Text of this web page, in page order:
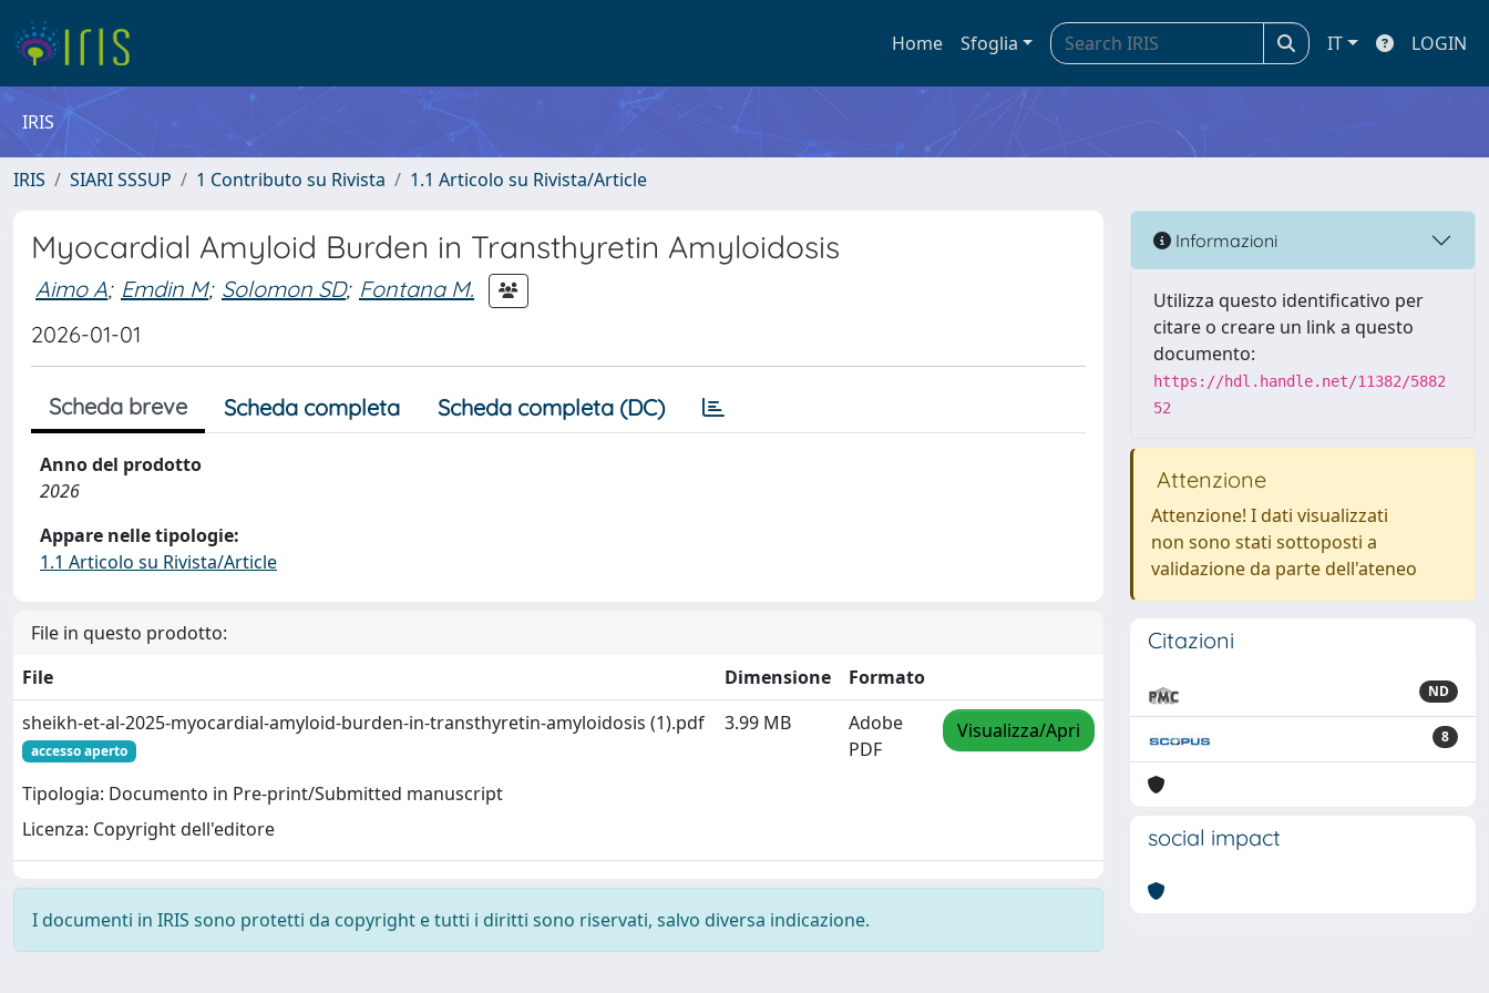
Home Sfoglia IT LOGIN
IRIS
IRIS SIARI SSSUP 1 Contributo su Rivista 1.1 Articolo su Rivista/Article
Myocardial Amyloid Burden in Transthyretin Amyloidosis
Aimo A; Emdin M; Solomon SD; Fontana M.
2026-01-01
Scheda breve Scheda completa Scheda completa (DC)
Anno del prodotto
2026
Appare nelle tipologie:
1.1 Articolo su Rivista/Article
File in questo prodotto:
File
Dimensione
Formato
sheikh-et-al-2025-myocardial-amyloid-burden-in-transthyretin-amyloidosis (1).pdf
accesso aperto
Tipologia: Documento in Pre-print/Submitted manuscript
Licenza: Copyright dell'editore
3.99 MB
Adobe
PDF
Visualizza/Apri
I documenti in IRIS sono protetti da copyright e tutti i diritti sono riservati, salvo diversa indicazione.
Informazioni
Utilizza questo identificativo per
citare o creare un link a questo
documento:
https://hdl.handle.net/11382/5882
52
Attenzione
Attenzione! I dati visualizzati
non sono stati sottoposti a
validazione da parte dell'ateneo
Citazioni
ND
8
social impact